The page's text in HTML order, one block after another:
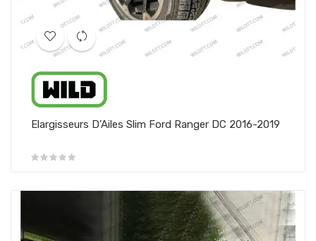
Elargisseurs D'Ailes Slim Ford Ranger DC 2016-2019